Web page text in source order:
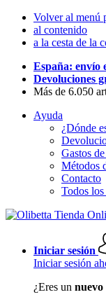
Volver al menú
al contenido
a la cesta de la
España: envío
Devoluciones
Más de 6.050
Ayuda
¿Dónde
Gastos
Métodos
Contacto
Todos
Iniciar sesión
Iniciar sesión
¿Eres un nuevo